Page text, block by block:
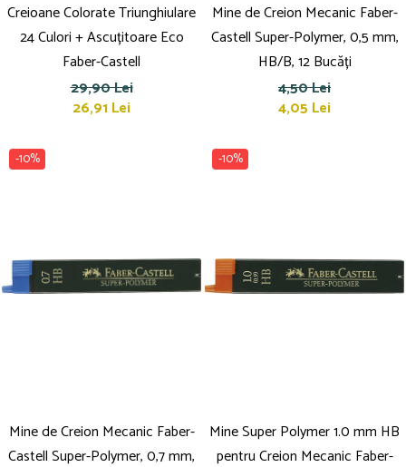
Creioane Colorate Triunghiulare
24 Culori + Ascuțitoare Eco
Faber-Castell
29,90 Lei
26,91 Lei
Mine de Creion Mecanic Faber-
Castell Super-Polymer, 0,5 mm,
HB/B, 12 Bucăți
4,50 Lei
4,05 Lei
-10%
Mine de Creion Mecanic Faber-
Castell Super-Polymer, 0,7 mm,
-10%
Mine Super Polymer 1.0 mm HB
pentru Creion Mecanic Faber-